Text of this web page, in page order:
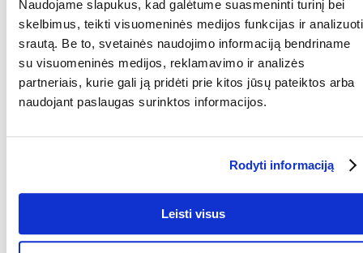
Naudojame slapukus, kad galėtume suasmeninti turinį bei
skelbimus, teikti visuomeninės medijos funkcijas ir analizuoti
srautą. Be to, svetainės naudojimo informaciją bendriname
su visuomeninės medijos, reklamavimo ir analizės
partneriais, kurie gali ją pridėti prie kitos jūsų pateiktos arba
naudojant paslaugas surinktos informacijos.
Rodyti informaciją
Leisti visus
LAIKOTARPIS:
MATMENYS (CM): 33 x 9 x 11
GAMINTOJAS: AQUAEL
PAJĖGUMAS (L/H): 2000
AKVARIUMO DYDIS
>350
Produktą gali vertinti tik registruoti FERA.LT klientai, kurie jį
Patikrinę atsiliepimus, paskelbsime ir teigiamus, ir neigiamus